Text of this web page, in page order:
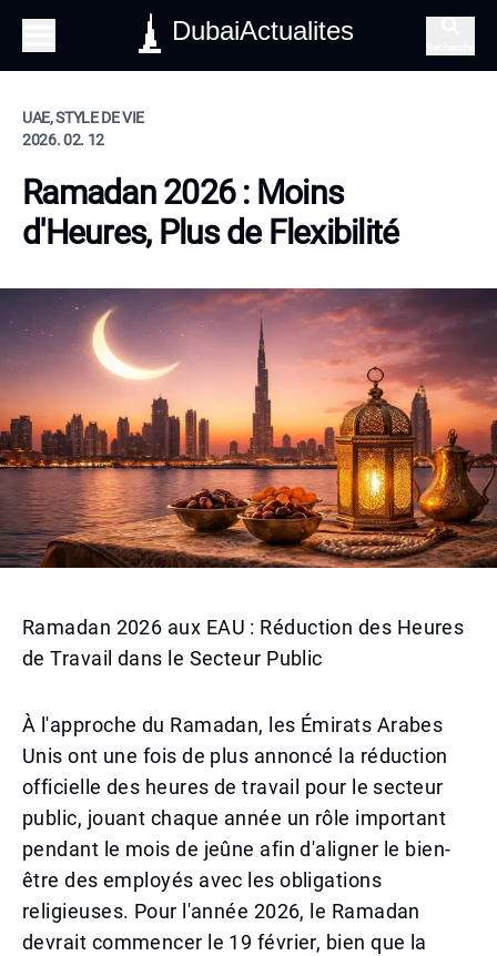
DubaiActualites
UAE, STYLE DE VIE
2026. 02. 12
Ramadan 2026 : Moins
d'Heures, Plus de Flexibilité
Ramadan 2026 aux EAU : Réduction des Heures
de Travail dans le Secteur Public
À l'approche du Ramadan, les Émirats Arabes
Unis ont une fois de plus annoncé la réduction
officielle des heures de travail pour le secteur
public, jouant chaque année un rôle important
pendant le mois de jeûne afin d'aligner le bien-
être des employés avec les obligations
religieuses. Pour l'année 2026, le Ramadan
devrait commencer le 19 février, bien que la